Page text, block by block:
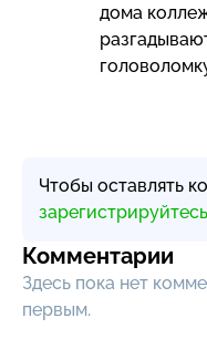
дома
Чтобы оставлять
зарегистрируйтесь
Комментарии
Здесь пока нет
первым.